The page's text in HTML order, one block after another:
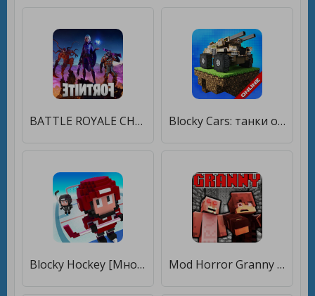
BATTLE ROYALE CHAPTER 2 SEASON 8 HD WALLPAPER [Без рекламы] Blocky Cars: танки онлайн пвп [Бесплатные покупки]
Blocky Hockey [Много монет] Mod Horror Granny Chapter Two [Много монет]